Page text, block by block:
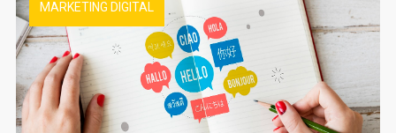
MARKETING DIGITAL